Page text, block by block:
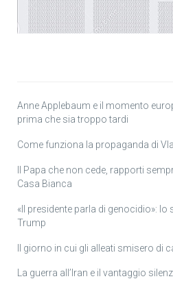
Anne Applebaum e il momento
prima che sia troppo tardi
Come funziona la propaganda di
Il Papa che non cede, rapporti
Casa Bianca
«Il presidente parla di genocidio»:
Trump
Il giorno in cui gli alleati smisero di
La guerra all’Iran e il vantaggio